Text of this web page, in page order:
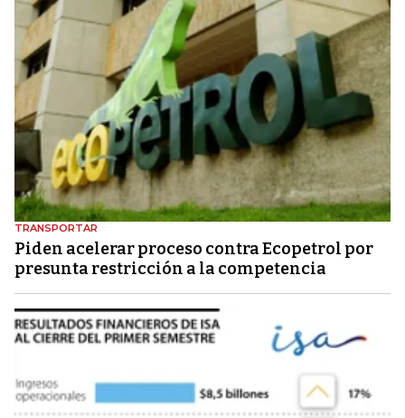
TRANSPORTAR
Piden acelerar proceso contra Ecopetrol por
presunta restricción a la competencia